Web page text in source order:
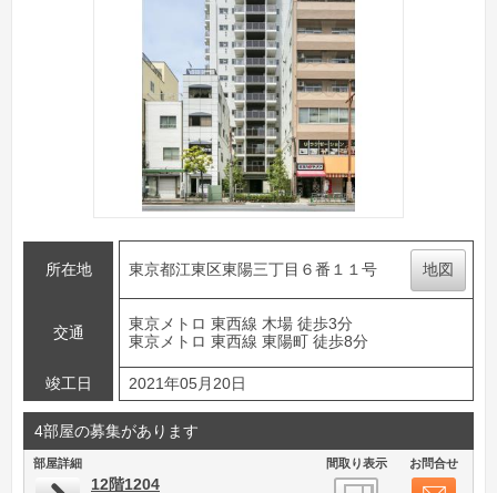
所在地 東京都江東区東陽三丁目６番１１号 地図
交通
東京メトロ 東西線 木場 徒歩3分
東京メトロ 東西線 東陽町 徒歩8分
竣工日 2021年05月20日
4部屋の募集があります
部屋詳細 間取り表示 お問合せ
12階1204